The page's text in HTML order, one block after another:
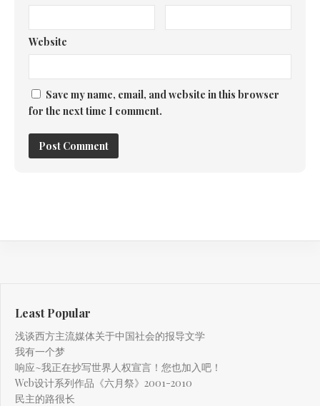
Website
Save my name, email, and website in this browser
for the next time I comment.
Least Popular
浅谈西方主流媒体关于中国社会的报导文学
我有一个梦
响应~我正在抄写世界人权宣言！您也加入吧！
Web设计系列作品《六月祭》2001-2010
民主的路很长